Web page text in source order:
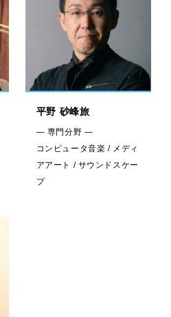
平野 砂峰旅
— 専門分野 —
コンピュータ音楽 / メディ
アアート / サウンドスケー
プ